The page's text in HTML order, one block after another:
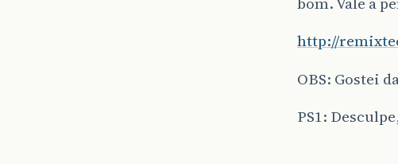
http://
OBS: Gostei
PS1: